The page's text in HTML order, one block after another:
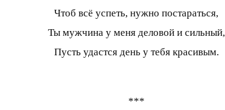
Чтоб всё успеть, нужно постараться,
Ты мужчина у меня деловой и сильный,
Пусть удастся день у тебя красивым.
***